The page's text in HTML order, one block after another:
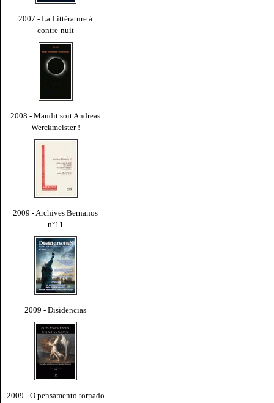
2007 - La Littérature à
contre-nuit
2008 - Maudit soit Andreas
Werckmeister !
2009 - Archives Bernanos
n°11
2009 - Disidencias
2009 - O pensamento tornado